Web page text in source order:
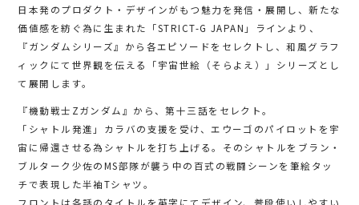
日本発のプロダクト・デザインがもつ魅力を発信・展開し、新たな
価値感を紡ぐ為に生まれた「STRICT-G JAPAN」ラインより、
『ガンダムシリーズ』から各エピソードをセレクトし、和風グラフ
ィックにて世界観を伝える「宇宙世絵（そらよえ）」シリーズとし
て展開します。
『機動戦士Zガンダム』から、第十三話をセレクト。
「シャトル発進」カラバの支援を受け、エウーゴのパイロットを宇
宙に帰還させる為シャトルを打ち上げる。そのシャトルをブラン・
ブルターク少佐のMS部隊が襲う中の百式の戦闘シーンを筆絵タッ
チで表現した半袖Tシャツ。